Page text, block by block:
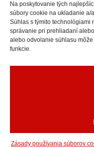
Na poskytovanie tých
súbory cookie na ukladanie a/
Súhlas s týmito technológiami
správanie pri prehliadaní
alebo odvolanie súhlasu
funkcie.
Zásady používania súborov
info@manya.sk
Copyright Mánya